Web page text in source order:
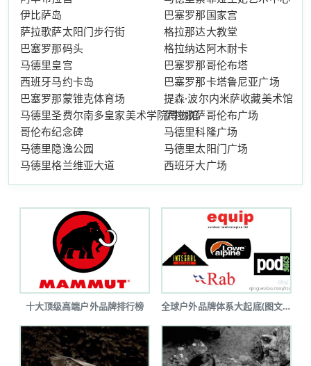
伊比萨岛
巴塞罗那国家宫
萨拉歌萨太阳门步行街
格拉那达大教堂
巴塞罗那码头
格拉纳达阿木耐卡
马德里皇宫
巴塞罗那哥伦布塔
西班牙马约卡岛
巴塞罗那卡塔鲁尼亚广场
巴塞罗那蒙锥克体育场
提森·波尔内米萨收藏美术馆
马德里圣费尔南多皇家美术学院博物馆萨拉歌萨哥伦布广场
哥伦布纪念碑
马德里科隆广场
马德里隐逸公园
马德里太阳门广场
马德里格兰维亚大道
西班牙大广场
十大顶级高端户外品牌排行榜 全球户外品牌体系大起底(图文详解)